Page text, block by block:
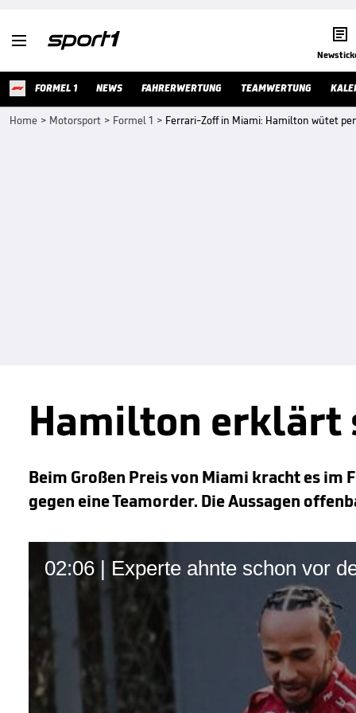
 
FORMEL 1 NEWS FAHRERWERTUNG TEAMWERTUNG
Home > Motorsport > Formel 1 > Ferrari-Zoff in Miami: Hamilton wütet
Hamilton erklärt
Beim Großen Preis von Miami kracht es
gegen eine Teamorder. Die Aussagen
02:06 | Experte ahnte schon vor